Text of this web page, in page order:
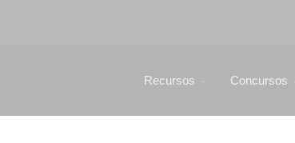
Recursos Concursos